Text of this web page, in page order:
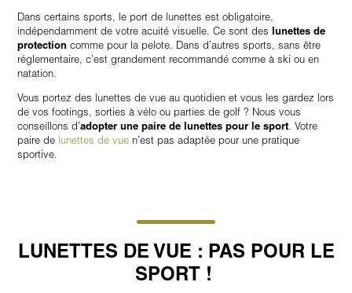
Dans certains sports, le port de lunettes est obligatoire,
indépendamment de votre acuité visuelle. Ce sont deslunettes de
protection comme pour la pelote. Dans d’autres sports, sans être
réglementaire, c’est grandement recommandé comme à ski ou en
natation.
Vous portez des lunettes de vue au quotidien et vous les gardez lors
de vos footings, sorties à vélo ou parties de golf ? Nous vous
conseillons d’adopter une paire de lunettes pour le sport. Votre
paire de lunettes de vue n’est pas adaptée pour une pratique
sportive.
LUNETTES DE VUE : PAS POUR LE
SPORT !